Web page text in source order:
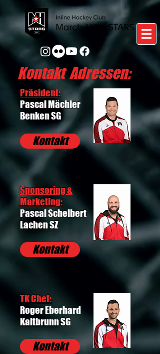
Kontakt Adressen:
Präsident:
Pascal Mächler
Benken SG
Kontakt
Sponsoring &
Marketing:
Pascal Schelbert
Lachen SZ
Kontakt
TK Chef:
Roger Eberhard
Kaltbrunn SG
Kontakt